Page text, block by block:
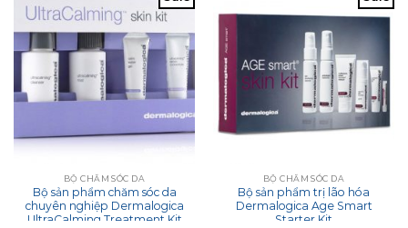
BỘ CHĂM SÓC DA
Bộ sản phẩm chăm sóc da
chuyên nghiệp Dermalogica
UltraCalming Treatment Kit
BỘ CHĂM SÓC DA
Bộ sản phẩm trị lão hóa
Dermalogica Age Smart
Starter Kit